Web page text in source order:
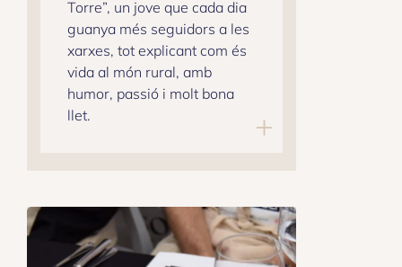
Torre”, un jove que cada dia
guanya més seguidors a les
xarxes, tot explicant com és
vida al món rural, amb
humor, passió i molt bona
llet.